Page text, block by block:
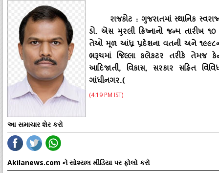
રાજકોટ : ગુજરાતમાં સ્‍થાનિક
ડો. એસ મુરલી ક્રિષ્‍નાનો જન્‍મ તારીખ
તેઓ મૂળ આંધ્ર પ્રદેશના વતની અને
ભરૂચમાં જિલ્લા કલેકટર તરીકે તેમજ
આદિજાતી, વિકાસ, સરકાર સહિત
ગાંધીનગર.(
(4:19 PM IST)
આ સમાચાર શેર કરો
Akilanews.com ને સોશ્યલ મીડિયા પર ફોલો કરો